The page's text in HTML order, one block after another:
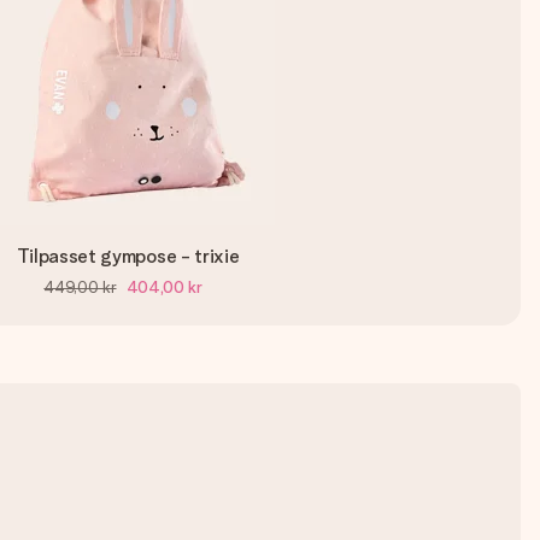
Tilpasset gympose - trixie
449,00 kr 404,00 kr